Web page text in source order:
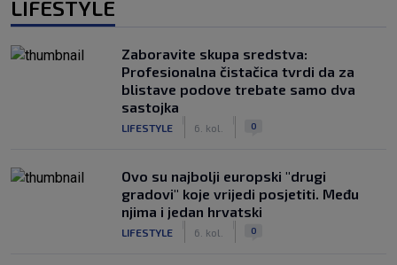
LIFESTYLE
Zaboravite skupa sredstva:
Profesionalna čistačica tvrdi da za
blistave podove trebate samo dva
sastojka
LIFESTYLE 6. kol. 0
Ovo su najbolji europski "drugi
gradovi" koje vrijedi posjetiti. Među
njima i jedan hrvatski
LIFESTYLE 6. kol. 0